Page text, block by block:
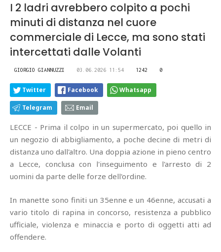
I 2 ladri avrebbero colpito a pochi
minuti di distanza nel cuore
commerciale di Lecce, ma sono stati
intercettati dalle Volanti
GIORGIO GIANNUZZI 03.06.2026 11:54 1242 0
Twitter Facebook Whatsapp
Telegram Email
LECCE - Prima il colpo in un supermercato, poi quello in
un negozio di abbigliamento, a poche decine di metri di
distanza uno dall'altro. Una doppia azione in pieno centro
a Lecce, conclusa con l'inseguimento e l'arresto di 2
uomini da parte delle forze dell'ordine.
In manette sono finiti un 35enne e un 46enne, accusati a
vario titolo di rapina in concorso, resistenza a pubblico
ufficiale, violenza e minaccia e porto di oggetti atti ad
offendere.